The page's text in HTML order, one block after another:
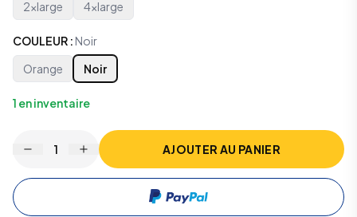
2xlarge
4xlarge
COULEUR : Noir
Orange
Noir
1 en inventaire
1 AJOUTER AU PANIER